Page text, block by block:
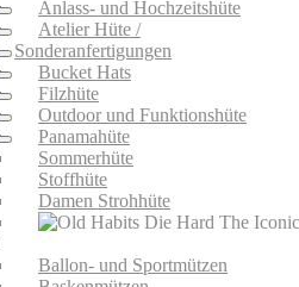
Anlass- und Hochzeitshüte
Atelier Hüte /
Sonderanfertigungen
Bucket Hats
Filzhüte
Outdoor und Funktionshüte
Panamahüte
Sommerhüte
Stoffhüte
Damen Strohhüte
Ballon- und Sportmützen